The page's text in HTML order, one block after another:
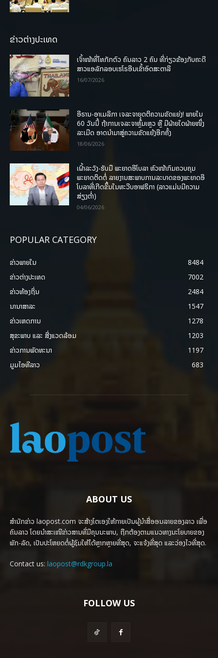
ຂ່າວຕ່າງປະເທດ
ເຈົ້າໜ້າທີ່ໄທກັກຕົວ ຄົນລາວ 2 ຄົນ ທີ່ກ່ຽວຂ້ອງກັບຄະດີ
ສາວແອລັກລອບເຮໂຣອີນເຂົ້າອົດສະຕາລີ
16/07/2026
ອີຣານ-ອາເມລິກາ ເຈລະຈາຍຸດຕິຄວາມຂັດແຍ່ງ! ພາຍໃນ
60 ວັນນີ້ ຖ້າການເຈລະຈາຫຼົ້ມເຫຼວ ຫຼື ມີຝ່າຍໃດຝ່າຍໜຶ່ງ
ລະເມີດ ອາດນໍາມາສູ່ຄວາມຂັດແຍ້ງອີກຄັ້ງ
18/06/2026
ເຝົ້າລະວັງ-ຮັບມື ພະຍາດອີໂບລາ ຫົວໜ້າກົມຄວບຄຸມ
ພະຍາດຕິດຕໍ່ ລາຍງານສະພາບການລະບາດຂອງພະຍາດອີ
ໂບລາທີ່ເກີດຂຶ້ນໃນທະວີບອາຟຣິກາ (ລາວແມ່ນມີຄວາມ
ສ່ຽງຕໍ່າ)
04/06/2026
POPULAR CATEGORY
ຂ່າວພາຍ​ໃນ
8484
ຂ່າວຕ່າງປະເທດ
7002
ຂ່າວທ້ອງຖິ່ນ
2484
ນານາສາລະ
1547
ຂ່າວເຫດການ
1278
ສຸຂະພາບ ແລະ ສີ່ງແວດລ້ອມ
1203
ຂ່າວການພັດທະນາ
1197
ມູມໄອທີລາວ
683
ABOUT US
ສຳນັກຂ່າວ laopost.com ຈະສ້າງໂຕເອງໃຫ້ກາຍເປັນຜູ້ນຳສື່ອອນລາຍຂອງລາວ ເພື່ອ
ຄົນລາວ ໂດຍນຳສະເໜີຂ່າວສານທີ່ມີຄຸນນະພາບ, ຖືກຕ້ອງຕາມແນວທາງນະໂຍບາຍຂອງ
ພັກ-ລັດ, ເປັນປະໂຫຍດຕໍ່ຜູ້ຊົມໃຫ້ໄດ້ຫຼາກຫຼາຍທີ່ສຸດ, ຈະແຈ້ງທີ່ສຸດ ແລະວ່ອງໄວທີ່ສຸດ.
Contact us: laopost@rdkgroup.la
FOLLOW US